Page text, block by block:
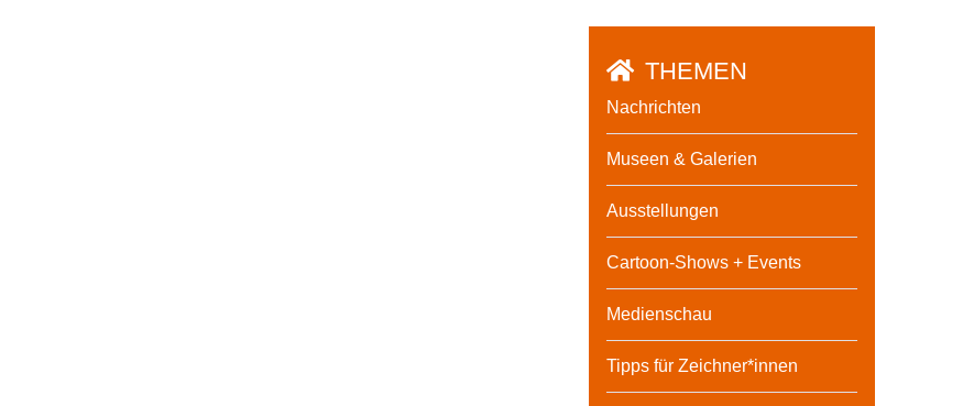
THEMEN
Nachrichten
Museen & Galerien
Ausstellungen
Cartoon-Shows + Events
Medienschau
Tipps für Zeichner*innen